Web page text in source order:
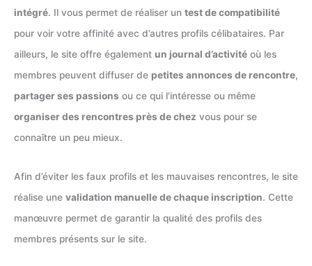
intégré. Il vous permet de réaliser un test de compatibilité
pour voir votre affinité avec d’autres profils célibataires. Par
ailleurs, le site offre également un journal d’activité où les
membres peuvent diffuser de petites annonces de rencontre,
partager ses passions ou ce qui l’intéresse ou même
organiser des rencontres près de chez vous pour se
connaître un peu mieux.
Afin d’éviter les faux profils et les mauvaises rencontres, le site
réalise une validation manuelle de chaque inscription. Cette
manœuvre permet de garantir la qualité des profils des
membres présents sur le site.